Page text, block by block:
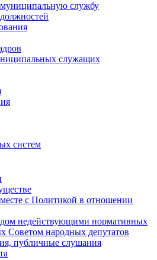
службу
служащих
систем
с Политикой в отношении
недействующими нормативных
Советом народных депутатов
публичные слушания